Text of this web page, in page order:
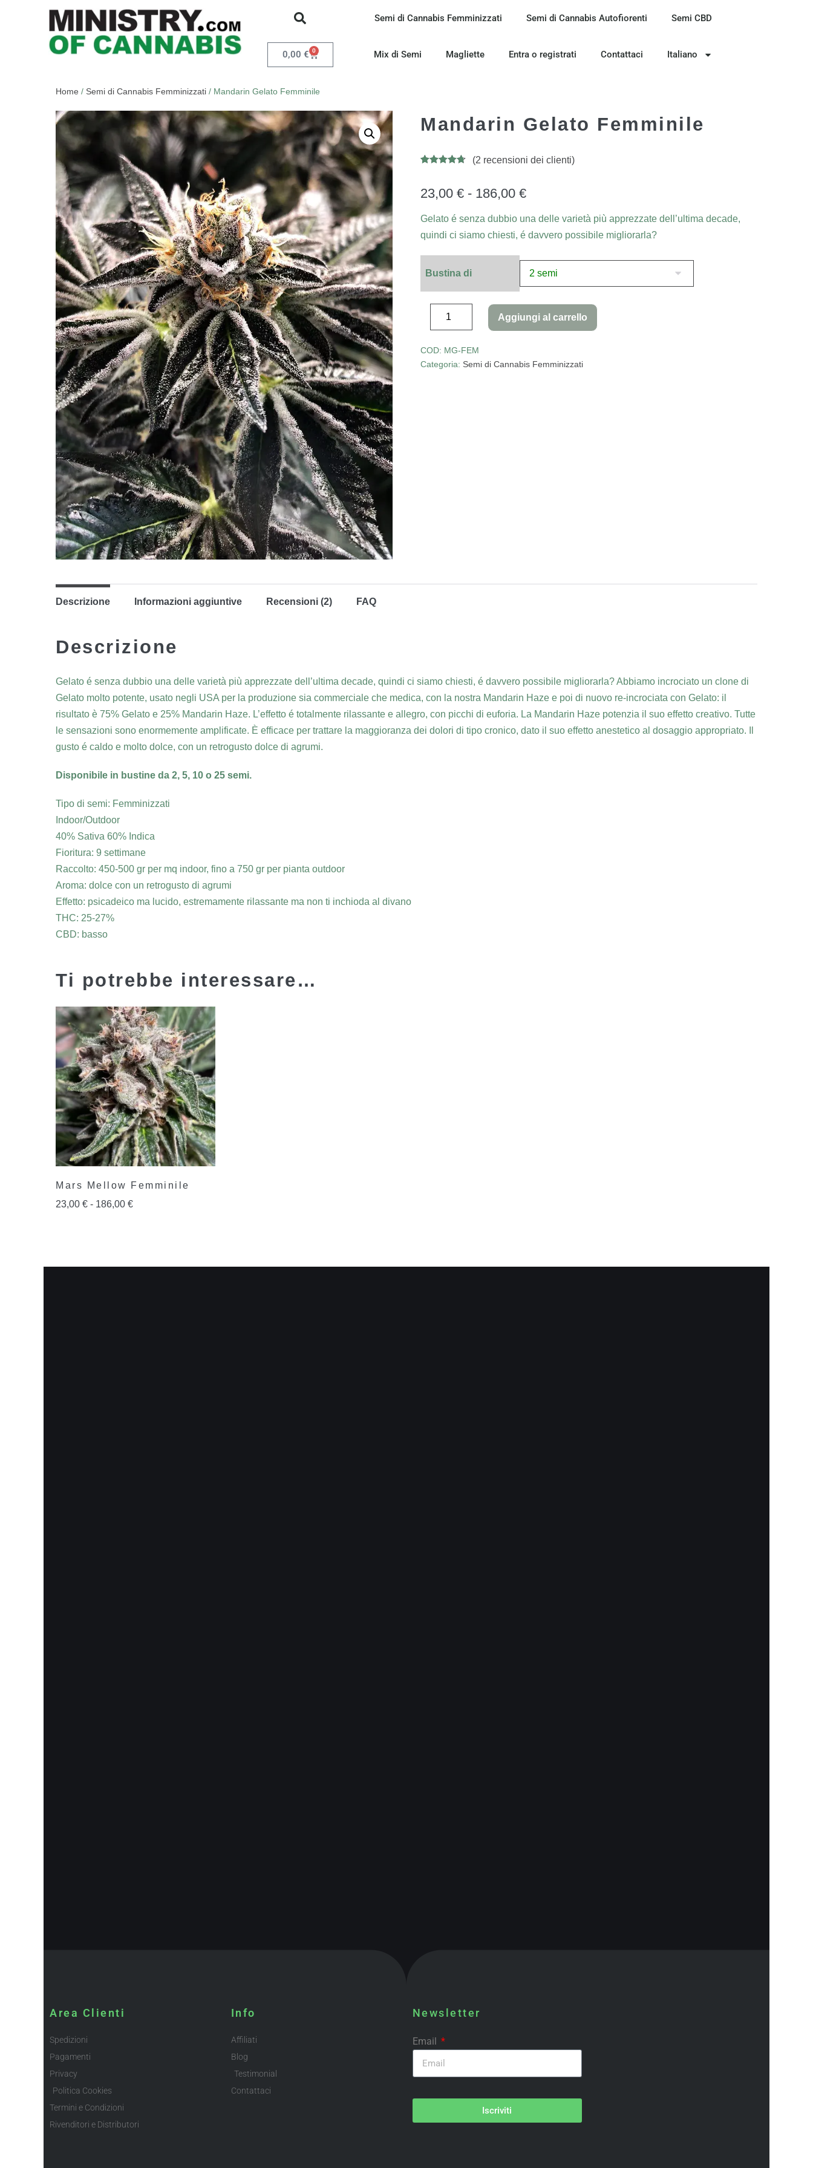
0,00 € 0
Semi di Cannabis Femminizzati Semi di Cannabis Autofiorenti Semi CBD
Mix di Semi Magliette Entra o registrati Contattaci Italiano
Home / Semi di Cannabis Femminizzati / Mandarin Gelato Femminile
Mandarin Gelato Femminile
su base
di
(2 recensioni dei clienti)
23,00€ - 186,00€
Gelato é senza dubbio una delle varietà più apprezzate dell’ultima decade,
quindi ci siamo chiesti, é davvero possibile migliorarla?
Bustina di
Aggiungi al carrello
COD: MG-FEM
Categoria: Semi di Cannabis Femminizzati
Descrizione Informazioni aggiuntive Recensioni (2) FAQ
Descrizione
Gelato é senza dubbio una delle varietà più apprezzate dell’ultima decade, quindi ci siamo chiesti, é davvero possibile migliorarla? Abbiamo incrociato un clone di
Gelato molto potente, usato negli USA per la produzione sia commerciale che medica, con la nostra Mandarin Haze e poi di nuovo re-incrociata con Gelato: il
risultato è 75% Gelato e 25% Mandarin Haze. L’effetto é totalmente rilassante e allegro, con picchi di euforia. La Mandarin Haze potenzia il suo effetto creativo. Tutte
le sensazioni sono enormemente amplificate. È efficace per trattare la maggioranza dei dolori di tipo cronico, dato il suo effetto anestetico al dosaggio appropriato. Il
gusto é caldo e molto dolce, con un retrogusto dolce di agrumi.
Disponibile in bustine da 2, 5, 10 o 25 semi.
Tipo di semi: Femminizzati
Indoor/Outdoor
40% Sativa 60% Indica
Fioritura: 9 settimane
Raccolto: 450-500 gr per mq indoor, fino a 750 gr per pianta outdoor
Aroma: dolce con un retrogusto di agrumi
Effetto: psicadeico ma lucido, estremamente rilassante ma non ti inchioda al divano
THC: 25-27%
CBD: basso
Ti potrebbe interessare…
Mars Mellow Femminile
23,00 € - 186,00 €
Area Clienti
Spedizioni
Pagamenti
Privacy
Politica Cookies
Termini e Condizioni
Rivenditori e Distributori
Info
Affiliati
Blog
Testimonial
Contattaci
Newsletter
Email
Iscriviti